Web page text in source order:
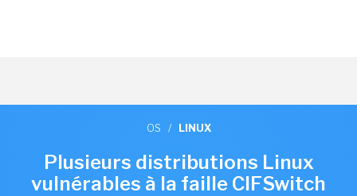
OS / LINUX
Plusieurs distributions Linux
vulnérables à la faille CIFSwitch